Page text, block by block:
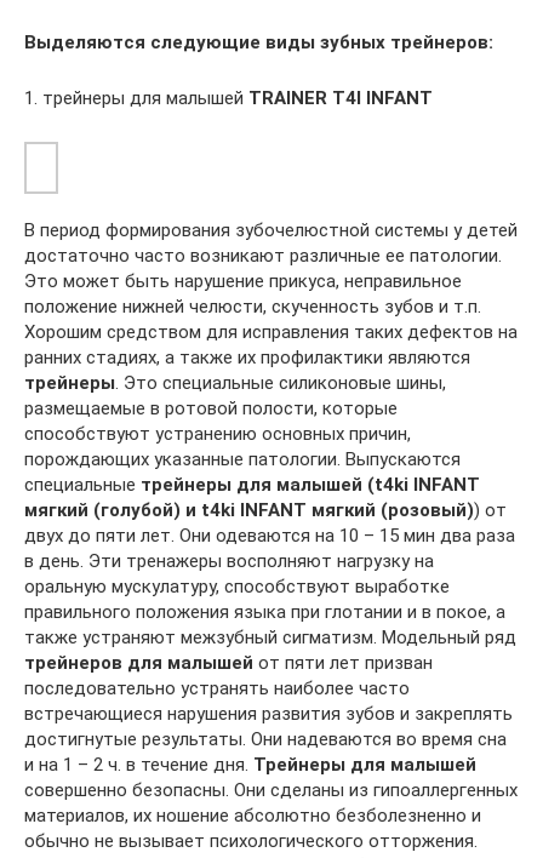
Выделяются следующие виды зубных трейнеров:
1. трейнеры для малышей TRAINER T4I INFANT
В период формирования зубочелюстной системы у детей
достаточно часто возникают различные ее патологии.
Это может быть нарушение прикуса, неправильное
положение нижней челюсти, скученность зубов и т.п.
Хорошим средством для исправления таких дефектов на
ранних стадиях, а также их профилактики являются
трейнеры. Это специальные силиконовые шины,
размещаемые в ротовой полости, которые
способствуют устранению основных причин,
порождающих указанные патологии. Выпускаются
специальные трейнеры для малышей (t4ki INFANT
мягкий (голубой) и t4ki INFANT мягкий (розовый)) от
двух до пяти лет. Они одеваются на 10 – 15 мин два раза
в день. Эти тренажеры восполняют нагрузку на
оральную мускулатуру, способствуют выработке
правильного положения языка при глотании и в покое, а
также устраняют межзубный сигматизм. Модельный ряд
трейнеров для малышей от пяти лет призван
последовательно устранять наиболее часто
встречающиеся нарушения развития зубов и закреплять
достигнутые результаты. Они надеваются во время сна
и на 1 – 2 ч. в течение дня. Трейнеры для малышей
совершенно безопасны. Они сделаны из гипоаллергенных
материалов, их ношение абсолютно безболезненно и
обычно не вызывает психологического отторжения.